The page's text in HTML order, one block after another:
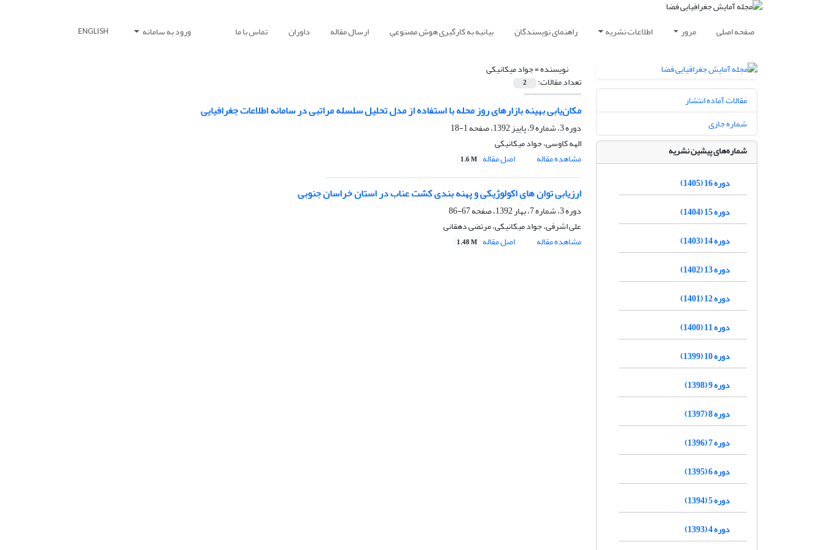
صفحه اصلی مرور اطلاعات نشریه راهنمای نویسندگان بیانیه به کارگیری هوش مصنوعی ارسال مقاله داوران تماس با ما ورود به سامانه ENGLISH
نویسنده =جواد میکانیکی
تعداد مقالات: 2
مکان‌یابی بهینه بازارهای روز محله با استفاده از مدل تحلیل سلسله مراتبی در سامانه اطلاعات جغرافیایی
دوره 3، شماره 9، پاییز 1392، صفحه
1-18
الهه کاوسی، جواد میکانیکی
مشاهده مقاله
اصل مقاله 1.6 M
ارزیابی توان های اکولوژیکی و پهنه بندی کشت عناب در استان خراسان جنوبی
دوره 3، شماره 7، بهار 1392، صفحه
67-86
علی اشرفی، جواد میکانیکی، مرتضی دهقانی
مشاهده مقاله
اصل مقاله 1.48 M
مقالات آماده انتشار
شماره جاری
شماره‌های پیشین نشریه
دوره 16 (1405)
دوره 15 (1404)
دوره 14 (1403)
دوره 13 (1402)
دوره 12 (1401)
دوره 11 (1400)
دوره 10 (1399)
دوره 9 (1398)
دوره 8 (1397)
دوره 7 (1396)
دوره 6 (1395)
دوره 5 (1394)
دوره 4 (1393)